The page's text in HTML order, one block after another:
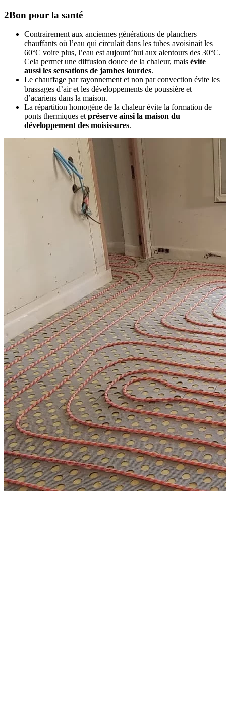
2Bon pour la santé
Contrairement aux anciennes générations de planchers
chauffants où l’eau qui circulait dans les tubes avoisinait les
60°C voire plus, l’eau est aujourd’hui aux alentours des 30°C.
Cela permet une diffusion douce de la chaleur, mais évite
aussi les sensations de jambes lourdes.
Le chauffage par rayonnement et non par convection évite les
brassages d’air et les développements de poussière et
d’acariens dans la maison.
La répartition homogène de la chaleur évite la formation de
ponts thermiques et préserve ainsi la maison du
développement des moisissures.